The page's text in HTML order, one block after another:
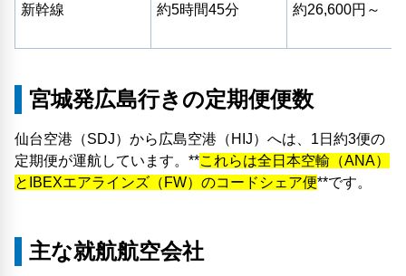
新幹線 約5時間45分 約26,600円～
宮城発広島行きの定期便便数
仙台空港（SDJ）から広島空港（HIJ）へは、1日約3便の
定期便が運航しています。**これらは全日本空輸（ANA）
とIBEXエアラインズ（FW）のコードシェア便**です。
主な就航航空会社